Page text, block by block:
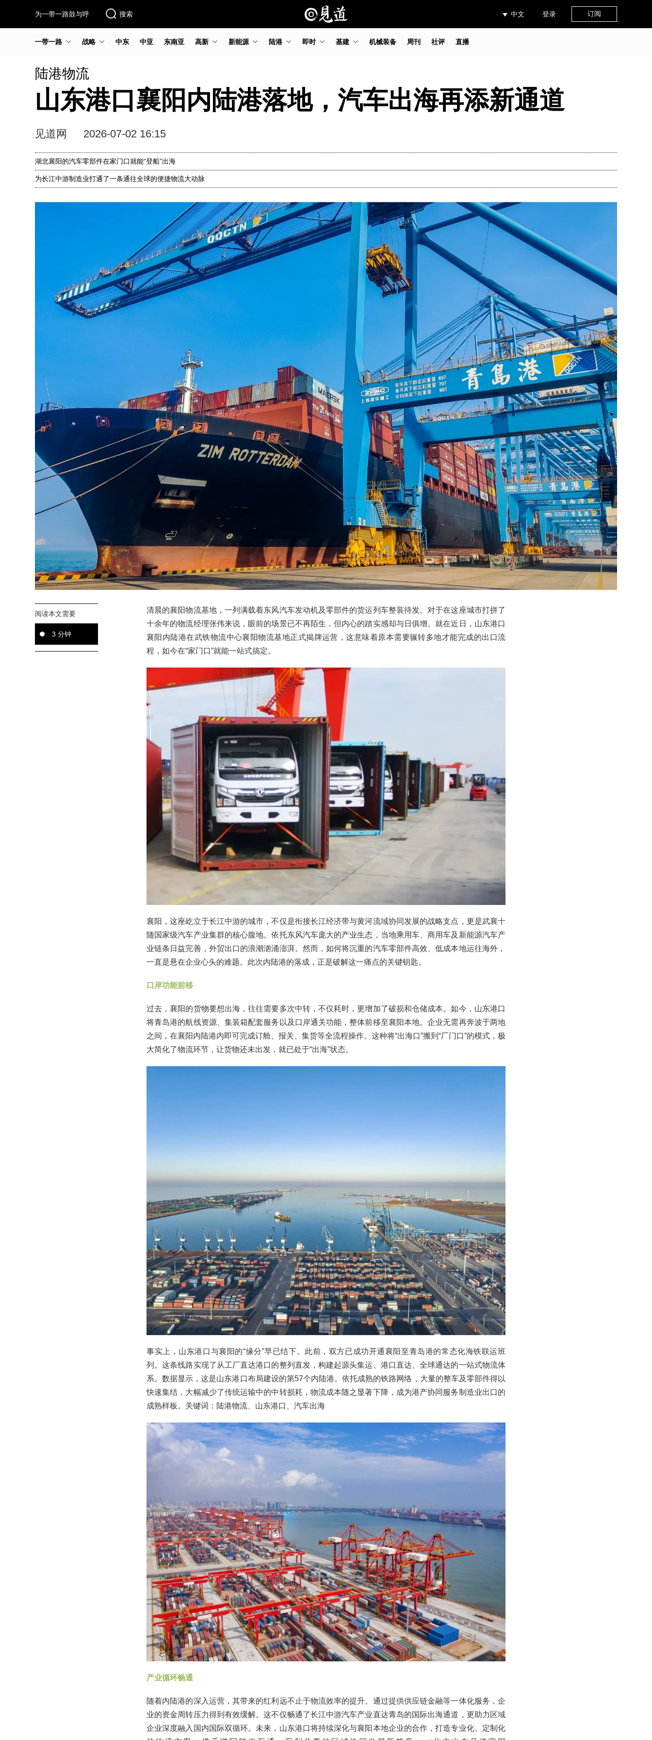
为一带一路鼓与呼 搜索 中文 登录 订阅
一带一路 战略 中东 中亚 东南亚 高新 新能源 陆港 即时 基建 机械装备 周刊 社评 直播
陆港物流
山东港口襄阳内陆港落地，汽车出海再添新通道
见道网 2026-07-02 16:15
湖北襄阳的汽车零部件在家门口就能“登船”出海
为长江中游制造业打通了一条通往全球的便捷物流大动脉
阅读本文需要
3 分钟
清晨的襄阳物流基地，一列满载着东风汽车发动机及零部件的货运列车整装待发。对于在这座城市打拼了
十余年的物流经理张伟来说，眼前的场景已不再陌生，但内心的踏实感却与日俱增。就在近日，山东港口
襄阳内陆港在武铁物流中心襄阳物流基地正式揭牌运营，这意味着原本需要辗转多地才能完成的出口流
程，如今在“家门口”就能一站式搞定。
襄阳，这座屹立于长江中游的城市，不仅是衔接长江经济带与黄河流域协同发展的战略支点，更是武襄十
随国家级汽车产业集群的核心腹地。依托东风汽车庞大的产业生态，当地乘用车、商用车及新能源汽车产
业链条日益完善，外贸出口的浪潮汹涌澎湃。然而，如何将沉重的汽车零部件高效、低成本地运往海外，
一直是悬在企业心头的难题。此次内陆港的落成，正是破解这一痛点的关键钥匙。
口岸功能前移
过去，襄阳的货物要想出海，往往需要多次中转，不仅耗时，更增加了破损和仓储成本。如今，山东港口
将青岛港的航线资源、集装箱配套服务以及口岸通关功能，整体前移至襄阳本地。企业无需再奔波于两地
之间，在襄阳内陆港内即可完成订舱、报关、集货等全流程操作。这种将“出海口”搬到“厂门口”的模式，极
大简化了物流环节，让货物还未出发，就已处于“出海”状态。
事实上，山东港口与襄阳的“缘分”早已结下。此前，双方已成功开通襄阳至青岛港的常态化海铁联运班
列。这条线路实现了从工厂直达港口的整列直发，构建起源头集运、港口直达、全球通达的一站式物流体
系。数据显示，这是山东港口布局建设的第57个内陆港。依托成熟的铁路网络，大量的整车及零部件得以
快速集结，大幅减少了传统运输中的中转损耗，物流成本随之显著下降，成为港产协同服务制造业出口的
成熟样板。关键词：陆港物流、山东港口、汽车出海
产业循环畅通
随着内陆港的深入运营，其带来的红利远不止于物流效率的提升。通过提供供应链金融等一体化服务，企
业的资金周转压力得到有效缓解。这不仅畅通了长江中游汽车产业直达青岛的国际出海通道，更助力区域
企业深度融入国内国际双循环。未来，山东港口将持续深化与襄阳本地企业的合作，打造专业化、定制化